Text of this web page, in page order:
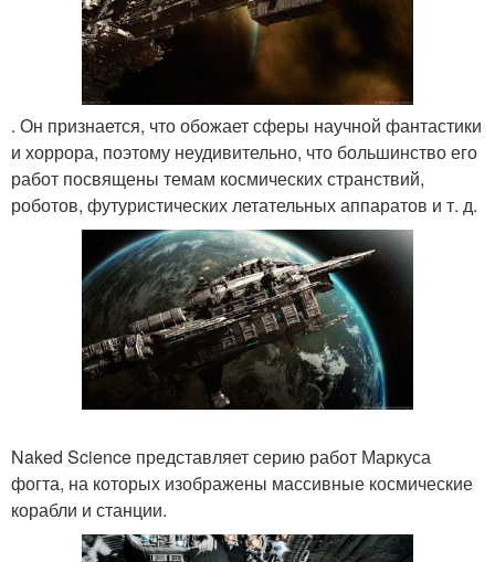
. Он признается, что обожает сферы научной фантастики
и хоррора, поэтому неудивительно, что большинство его
работ посвящены темам космических странствий,
роботов, футуристических летательных аппаратов и т. д.
Naked Science представляет серию работ Маркуса
фогта, на которых изображены массивные космические
корабли и станции.